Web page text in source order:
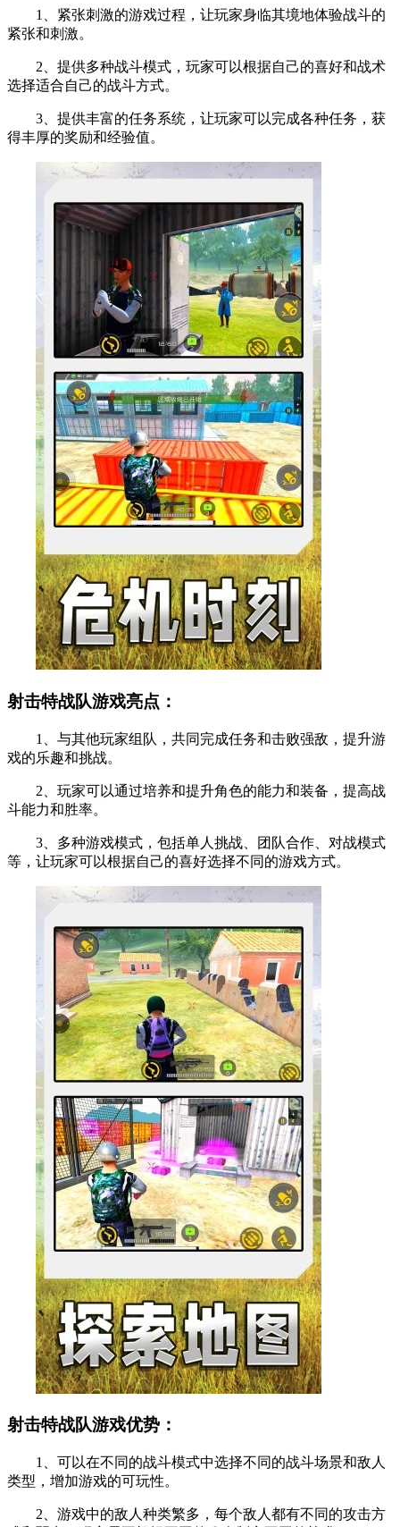
1、紧张刺激的游戏过程，让玩家身临其境地体验战斗的
紧张和刺激。
2、提供多种战斗模式，玩家可以根据自己的喜好和战术
选择适合自己的战斗方式。
3、提供丰富的任务系统，让玩家可以完成各种任务，获
得丰厚的奖励和经验值。
射击特战队游戏亮点：
1、与其他玩家组队，共同完成任务和击败强敌，提升游
戏的乐趣和挑战。
2、玩家可以通过培养和提升角色的能力和装备，提高战
斗能力和胜率。
3、多种游戏模式，包括单人挑战、团队合作、对战模式
等，让玩家可以根据自己的喜好选择不同的游戏方式。
射击特战队游戏优势：
1、可以在不同的战斗模式中选择不同的战斗场景和敌人
类型，增加游戏的可玩性。
2、游戏中的敌人种类繁多，每个敌人都有不同的攻击方